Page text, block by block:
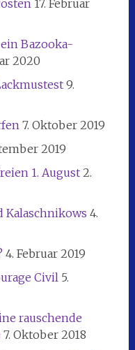
17. Februar
Bazooka-
2020
9.
7. Oktober 2019
2019
1. August 2.
Kalaschnikows 4.
4. Februar 2019
Civil 5.
rauschende
7. Oktober 2018